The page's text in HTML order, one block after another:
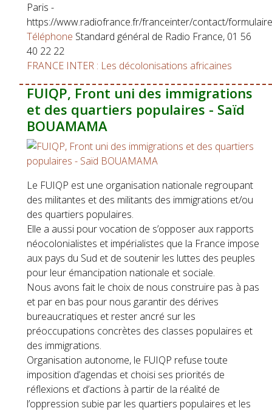
Paris -
https://www.radiofrance.fr/franceinter/contact/formulaire
Téléphone Standard général de Radio France, 01 56
40 22 22
FRANCE INTER : Les décolonisations africaines
FUIQP, Front uni des immigrations
et des quartiers populaires - Saïd
BOUAMAMA
Le FUIQP est une organisation nationale regroupant
des militantes et des militants des immigrations et/ou
des quartiers populaires.
Elle a aussi pour vocation de s’opposer aux rapports
néocolonialistes et impérialistes que la France impose
aux pays du Sud et de soutenir les luttes des peuples
pour leur émancipation nationale et sociale.
Nous avons fait le choix de nous construire pas à pas
et par en bas pour nous garantir des dérives
bureaucratiques et rester ancré sur les
préoccupations concrètes des classes populaires et
des immigrations.
Organisation autonome, le FUIQP refuse toute
imposition d’agendas et choisi ses priorités de
réflexions et d’actions à partir de la réalité de
l’oppression subie par les quartiers populaires et les